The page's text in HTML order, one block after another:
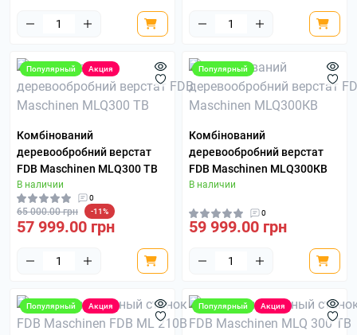
Популярный Акция
Комбінований
деревообробний верстат
FDB Maschinen MLQ300 TВ
В наличии
0
65 000.00 грн -11%
57 999.00 грн
Популярный
Комбінований
деревообробний верстат
FDB Maschinen MLQ300КВ
В наличии
0
59 999.00 грн
Популярный Акция Популярный Акция